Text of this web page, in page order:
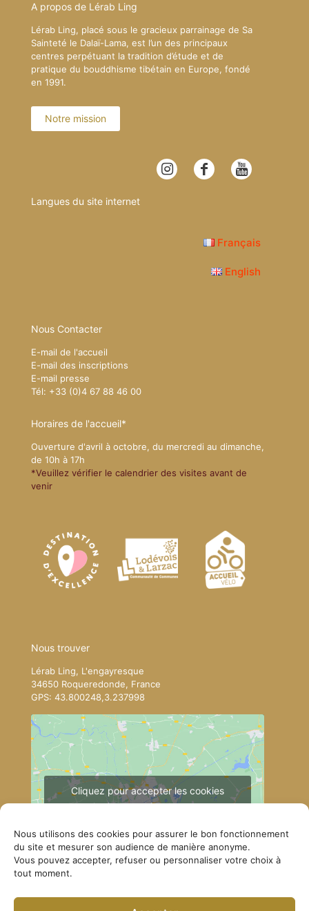
Nous utilisons des cookies pour assurer le bon fonctionnement
du site et mesurer son audience de manière anonyme.
Vous pouvez accepter, refuser ou personnaliser votre choix à
tout moment.
A propos de Lérab Ling
Lérab Ling, placé sous le gracieux parrainage de Sa
Sainteté le Dalaï-Lama, est l’un des principaux
centres perpétuant la tradition d’étude et de
pratique du bouddhisme tibétain en Europe, fondé
en 1991.
Notre mission
Langues du site internet
Français
English
Nous Contacter
E-mail de l'accueil
E-mail des inscriptions
E-mail presse
Tél: +33 (0)4 67 88 46 00
Horaires de l'accueil*
Ouverture d'avril à octobre, du mercredi au dimanche,
de 10h à 17h
*Veuillez vérifier le calendrier des visites avant de
venir
Nous trouver
Lérab Ling, L'engayresque
34650 Roqueredonde, France
GPS: 43.800248,3.237998
Cliquez pour accepter les cookies
marketing et activer ce contenu